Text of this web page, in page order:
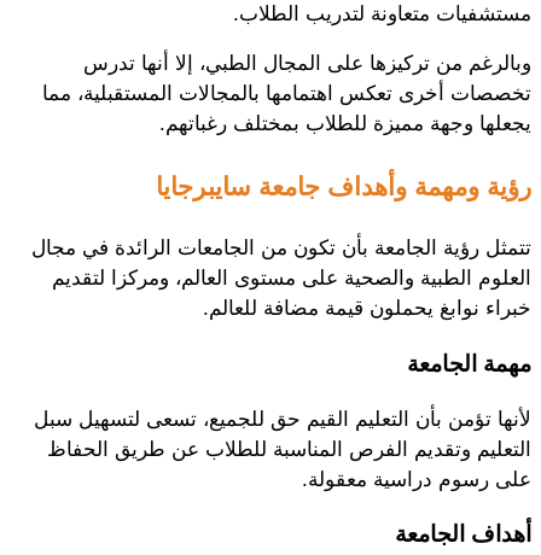
مستشفيات متعاونة لتدريب الطلاب.
وبالرغم من تركيزها على المجال الطبي، إلا أنها تدرس
تخصصات أخرى تعكس اهتمامها بالمجالات المستقبلية، مما
يجعلها وجهة مميزة للطلاب بمختلف رغباتهم.
رؤية ومهمة وأهداف جامعة سايبرجايا
تتمثل رؤية الجامعة بأن تكون من الجامعات الرائدة في مجال
العلوم الطبية والصحية على مستوى العالم، ومركزا لتقديم
خبراء نوابغ يحملون قيمة مضافة للعالم.
مهمة الجامعة
لأنها تؤمن بأن التعليم القيم حق للجميع، تسعى لتسهيل سبل
التعليم وتقديم الفرص المناسبة للطلاب عن طريق الحفاظ
على رسوم دراسية معقولة.
أهداف الجامعة